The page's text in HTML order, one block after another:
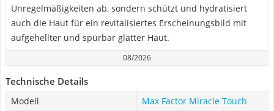
Unregelmäßigkeiten ab, sondern schützt und hydratisiert
auch die Haut für ein revitalisiertes Erscheinungsbild mit
aufgehellter und spürbar glatter Haut.
08/2026
Technische Details
Modell
Max Factor Miracle Touch